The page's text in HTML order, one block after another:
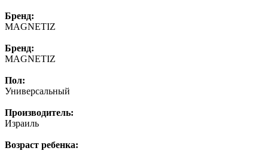
Бренд:
MAGNETIZ
Бренд:
MAGNETIZ
Пол:
Универсальный
Производитель:
Израиль
Возраст ребенка: